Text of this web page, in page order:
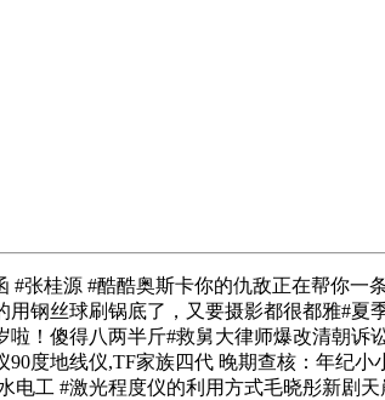
桂源 #酷酷奥斯卡你的仇敌正在帮你一
钢丝球刷锅底了，又要摄影都很都雅#
！傻得八两半斤#救舅大律师爆改清朝
度地线仪,TF家族四代 晚期查核：年纪
电工 #激光程度仪的利用方式毛晓彤新剧